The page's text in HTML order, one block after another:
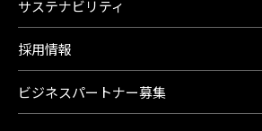
サステナビリティ
採用情報
ビジネスパートナー募集